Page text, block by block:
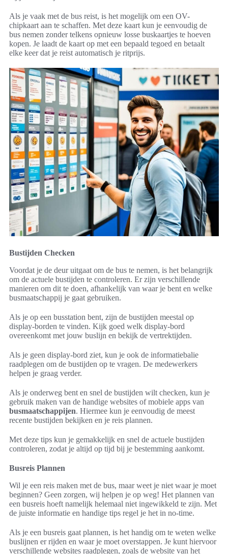
Als je vaak met de bus reist, is het mogelijk om een OV-
chipkaart aan te schaffen. Met deze kaart kun je eenvoudig de
bus nemen zonder telkens opnieuw losse buskaartjes te hoeven
kopen. Je laadt de kaart op met een bepaald tegoed en betaalt
elke keer dat je reist automatisch je ritprijs.
Bustijden Checken
Voordat je de deur uitgaat om de bus te nemen, is het belangrijk
om de actuele bustijden te controleren. Er zijn verschillende
manieren om dit te doen, afhankelijk van waar je bent en welke
busmaatschappij je gaat gebruiken.
Als je op een busstation bent, zijn de bustijden meestal op
display-borden te vinden. Kijk goed welk display-bord
overeenkomt met jouw buslijn en bekijk de vertrektijden.
Als je geen display-bord ziet, kun je ook de informatiebalie
raadplegen om de bustijden op te vragen. De medewerkers
helpen je graag verder.
Als je onderweg bent en snel de bustijden wilt checken, kun je
gebruik maken van de handige websites of mobiele apps van
busmaatschappijen. Hiermee kun je eenvoudig de meest
recente bustijden bekijken en je reis plannen.
Met deze tips kun je gemakkelijk en snel de actuele bustijden
controleren, zodat je altijd op tijd bij je bestemming aankomt.
Busreis Plannen
Wil je een reis maken met de bus, maar weet je niet waar je moet
beginnen? Geen zorgen, wij helpen je op weg! Het plannen van
een busreis hoeft namelijk helemaal niet ingewikkeld te zijn. Met
de juiste informatie en handige tips regel je het in no-time.
Als je een busreis gaat plannen, is het handig om te weten welke
buslijnen er rijden en waar je moet overstappen. Je kunt hiervoor
verschillende websites raadplegen, zoals de website van het